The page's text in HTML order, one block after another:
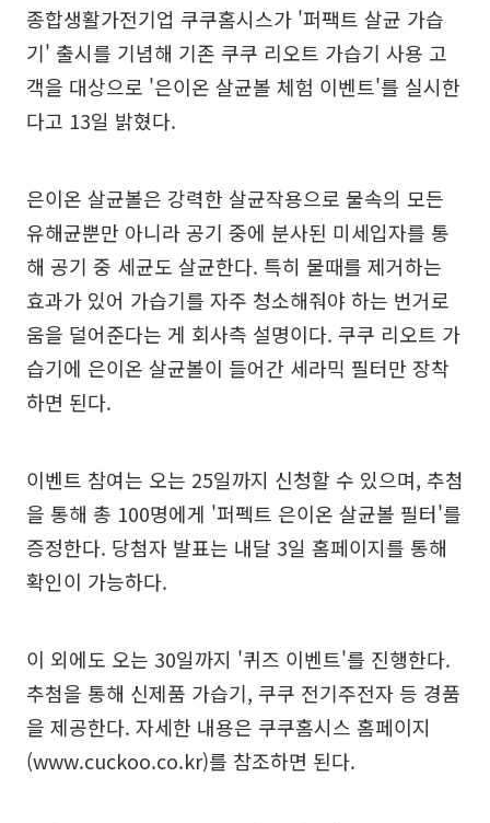
종합생활가전기업 쿠쿠홈시스가 '퍼팩트 살균 가습
기' 출시를 기념해 기존 쿠쿠 리오트 가습기 사용 고
객을 대상으로 '은이온 살균볼 체험 이벤트'를 실시한
다고 13일 밝혔다.
은이온 살균볼은 강력한 살균작용으로 물속의 모든
유해균뿐만 아니라 공기 중에 분사된 미세입자를 통
해 공기 중 세균도 살균한다. 특히 물때를 제거하는
효과가 있어 가습기를 자주 청소해줘야 하는 번거로
움을 덜어준다는 게 회사측 설명이다. 쿠쿠 리오트 가
습기에 은이온 살균볼이 들어간 세라믹 필터만 장착
하면 된다.
이벤트 참여는 오는 25일까지 신청할 수 있으며, 추첨
을 통해 총 100명에게 '퍼펙트 은이온 살균볼 필터'를
증정한다. 당첨자 발표는 내달 3일 홈페이지를 통해
확인이 가능하다.
이 외에도 오는 30일까지 '퀴즈 이벤트'를 진행한다.
추첨을 통해 신제품 가습기, 쿠쿠 전기주전자 등 경품
을 제공한다. 자세한 내용은 쿠쿠홈시스 홈페이지
(www.cuckoo.co.kr)를 참조하면 된다.